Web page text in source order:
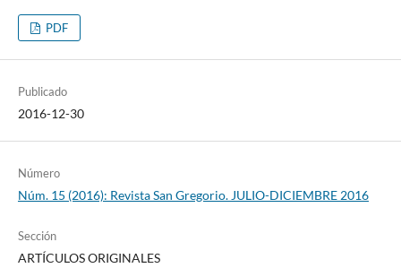
PDF
Publicado
2016-12-30
Número
Núm. 15 (2016): Revista San Gregorio. JULIO-DICIEMBRE 2016
Sección
ARTÍCULOS ORIGINALES